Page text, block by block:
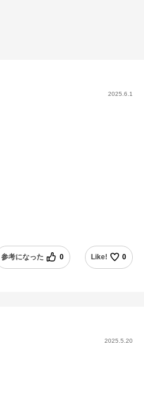
2025.6.1
参考になった 0 Like! 0
2025.5.20